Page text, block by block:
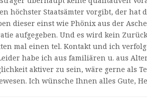
höchster Staatsämter vorgibt, der hat
dieser einst wie Phönix aus der
aufgegeben. Und es wird kein
mal einen tel. Kontakt und ich
habe ich aus familiären u. aus
aktiver zu sein, wäre gerne als
Ich wünsche Ihnen alles Gute,